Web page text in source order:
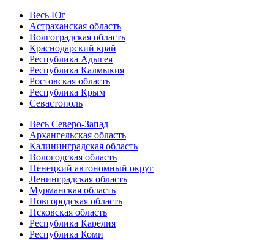
Весь Юг
Астраханская область
Волгоградская область
Краснодарский край
Республика Адыгея
Республика Калмыкия
Ростовская область
Республика Крым
Севастополь
Весь Северо-Запад
Архангельская область
Калининградская область
Вологодская область
Ненецкий автономный округ
Ленинградская область
Мурманская область
Новгородская область
Псковская область
Республика Карелия
Республика Коми